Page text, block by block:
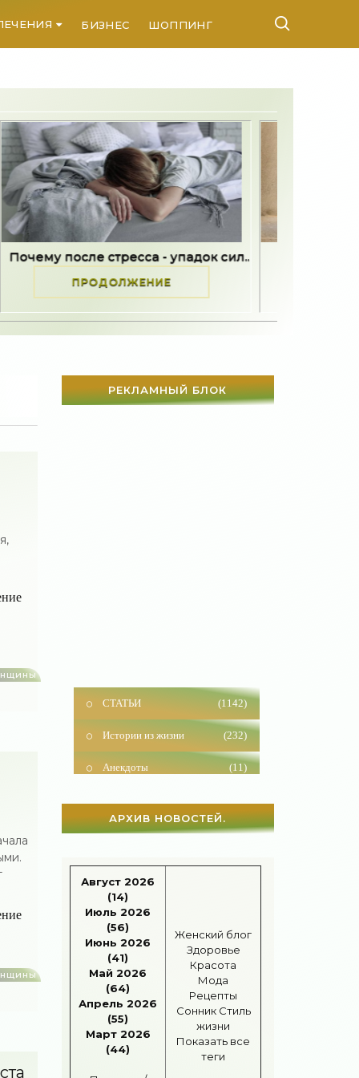
БИЗНЕС ШОППИНГ
- упадок сил.. Он исчез, не попрощавшись
РЕКЛАМНЫЙ БЛОК
(1604)
Бизнес
Рецепты (495)
Шоппинг (47)
Диеты
Отдых
АРХИВ НОВОСТЕЙ.
Август 2026
(14)
Июль 2026
(56)
Июнь 2026
(41)
Май 2026
(64)
Апрель 2026
(55)
Март 2026
(44)
Женский блог
Здоровье
Красота
Мода
Рецепты
Сонник Стиль
жизни
Показать все
теги